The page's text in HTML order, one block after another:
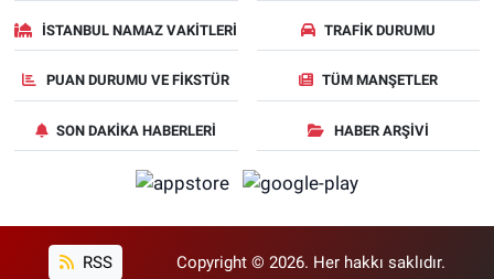
İSTANBUL NAMAZ VAKITLERI TRAFIK DURUMU
PUAN DURUMU VE FIKSTÜR TÜM MANŞETLER
SON DAKIKA HABERLERI HABER ARŞIVI
RSS Copyright © 2026. Her hakkı saklıdır.